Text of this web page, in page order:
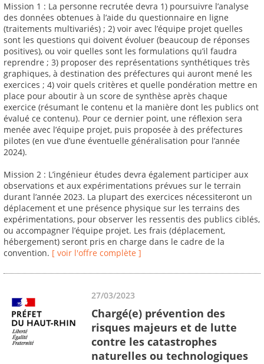
Mission 1 : La personne recrutée devra 1) poursuivre l’analyse
des données obtenues à l’aide du questionnaire en ligne
(traitements multivariés) ; 2) voir avec l’équipe projet quelles
sont les questions qui doivent évoluer (beaucoup de réponses
positives), ou voir quelles sont les formulations qu’il faudra
reprendre ; 3) proposer des représentations synthétiques très
graphiques, à destination des préfectures qui auront mené les
exercices ; 4) voir quels critères et quelle pondération mettre en
place pour aboutir à un score de synthèse après chaque
exercice (résumant le contenu et la manière dont les publics ont
évalué ce contenu). Pour ce dernier point, une réflexion sera
menée avec l’équipe projet, puis proposée à des préfectures
pilotes (en vue d’une éventuelle généralisation pour l’année
2024).
Mission 2 : L’ingénieur études devra également participer aux
observations et aux expérimentations prévues sur le terrain
durant l’année 2023. La plupart des exercices nécessiteront un
déplacement et une présence physique sur les terrains des
expérimentations, pour observer les ressentis des publics ciblés,
ou accompagner l’équipe projet. Les frais (déplacement,
hébergement) seront pris en charge dans le cadre de la
convention. [ voir l'offre complète ]
27/03/2023
Chargé(e) prévention des
risques majeurs et de lutte
contre les catastrophes
naturelles ou technologiques